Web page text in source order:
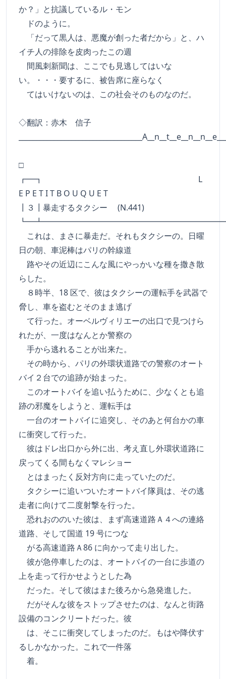
か？」と抗議しているル・モン
ドのように。
「だって黒人は、悪魔が創った者だから」と、ハ
イチ人の排除を皮肉ったこの週
間風刺新聞は、ここでも見逃してはいな
い。・・・要するに、被告席に座らなく
てはいけないのは、この社会そのものなのだ。
◇翻訳：赤木 信子
□
┏━┓ L
E P E T I T B O U Q U E T
┃３┃暴走するタクシー (N.441)
これは、まさに暴走だ。それもタクシーの。日曜
日の朝、車泥棒はパリの幹線道
路やその近辺にこんな風にやっかいな種を撒き散
らした。
８時半、18 区で、彼はタクシーの運転手を武器で
脅し、車を盗むとそのまま逃げ
て行った。オーベルヴィリエーの出口で見つけら
れたが、一度はなんとか警察の
手から逃れることが出来た。
その時から、パリの外環状道路での警察のオート
バイ２台での追跡が始まった。
このオートバイを追い払うために、少なくとも追
跡の邪魔をしようと、運転手は
一台のオートバイに追突し、そのあと何台かの車
に衝突して行った。
彼はドレ出口から外に出、考え直し外環状道路に
戻ってくる間もなくマレショー
とはまったく反対方向に走っていたのだ。
タクシーに追いついたオートバイ隊員は、その逃
走者に向けて二度射撃を行った。
恐れおののいた彼は、まず高速道路Ａ４への連絡
道路、そして国道 19 号につな
がる高速道路Ａ86 に向かって走り出した。
彼が急停車したのは、オートバイの一台に歩道の
上を走って行かせようとした為
だった。そして彼はまた後ろから急発進した。
だがそんな彼をストップさせたのは、なんと街路
設備のコンクリートだった。彼
は、そこに衝突してしまったのだ。もはや降伏す
るしかなかった。これで一件落
着。